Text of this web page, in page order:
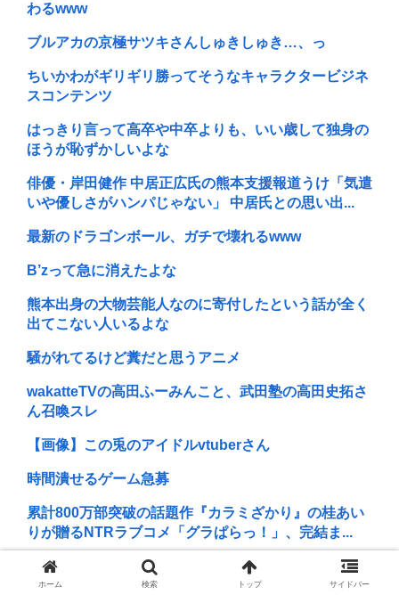
わるwww
ブルアカの京極サツキさんしゅきしゅき…、っ
ちいかわがギリギリ勝ってそうなキャラクタービジネ
スコンテンツ
はっきり言って高卒や中卒よりも、いい歳して独身の
ほうが恥ずかしいよな
俳優・岸田健作 中居正広氏の熊本支援報道うけ「気遣
いや優しさがハンパじゃない」 中居氏との思い出...
最新のドラゴンボール、ガチで壊れるwww
B’zって急に消えたよな
熊本出身の大物芸能人なのに寄付したという話が全く
出てこない人いるよな
騒がれてるけど糞だと思うアニメ
wakatteTVの高田ふーみんこと、武田塾の高田史拓さ
ん召喚スレ
【画像】この兎のアイドルvtuberさん
時間潰せるゲーム急募
累計800万部突破の話題作『カラミざかり』の桂あい
りが贈るNTRラブコメ「グラぱらっ！」、完結ま...
美味しんぼってなんで銀座に住んでたり勤めてたりし
てる奴が「農薬」否定してんの？
ホーム 検索 トップ サイドバー